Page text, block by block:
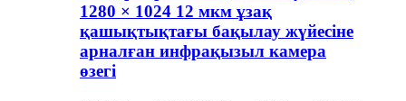
1280 × 1024 12 мкм ұзақ
қашықтықтағы бақылау жүйесіне
арналған инфрақызыл камера
өзегі